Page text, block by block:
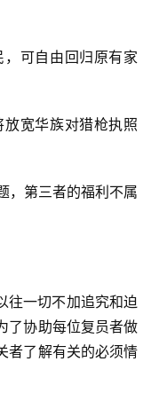
可自由回归原有家
宽华族对猎枪执照
，第三者的福利不属
往一切不加追究和迫
了协助每位复员者做
者了解有关的必须情